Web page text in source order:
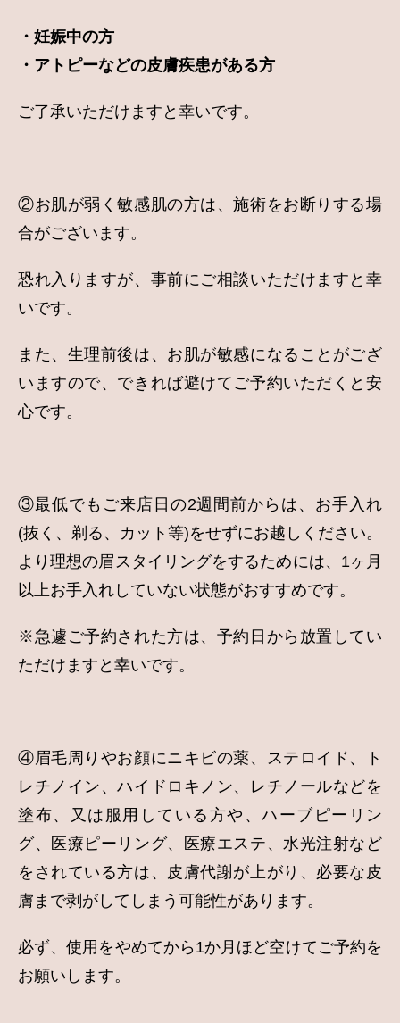
・妊娠中の方
・アトピーなどの皮膚疾患がある方
ご了承いただけますと幸いです。
②お肌が弱く敏感肌の方は、施術をお断りする場
合がございます。
恐れ入りますが、事前にご相談いただけますと幸
いです。
また、生理前後は、お肌が敏感になることがござ
いますので、できれば避けてご予約いただくと安
心です。
③最低でもご来店日の2週間前からは、お手入れ
(抜く、剃る、カット等)をせずにお越しください。
より理想の眉スタイリングをするためには、1ヶ月
以上お手入れしていない状態がおすすめです。
※急遽ご予約された方は、予約日から放置してい
ただけますと幸いです。
④眉毛周りやお顔にニキビの薬、ステロイド、ト
レチノイン、ハイドロキノン、レチノールなどを
塗布、又は服用している方や、ハーブピーリン
グ、医療ピーリング、医療エステ、水光注射など
をされている方は、皮膚代謝が上がり、必要な皮
膚まで剥がしてしまう可能性があります。
必ず、使用をやめてから1か月ほど空けてご予約を
お願いします。